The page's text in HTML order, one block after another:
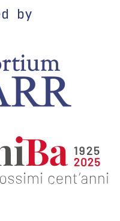
by